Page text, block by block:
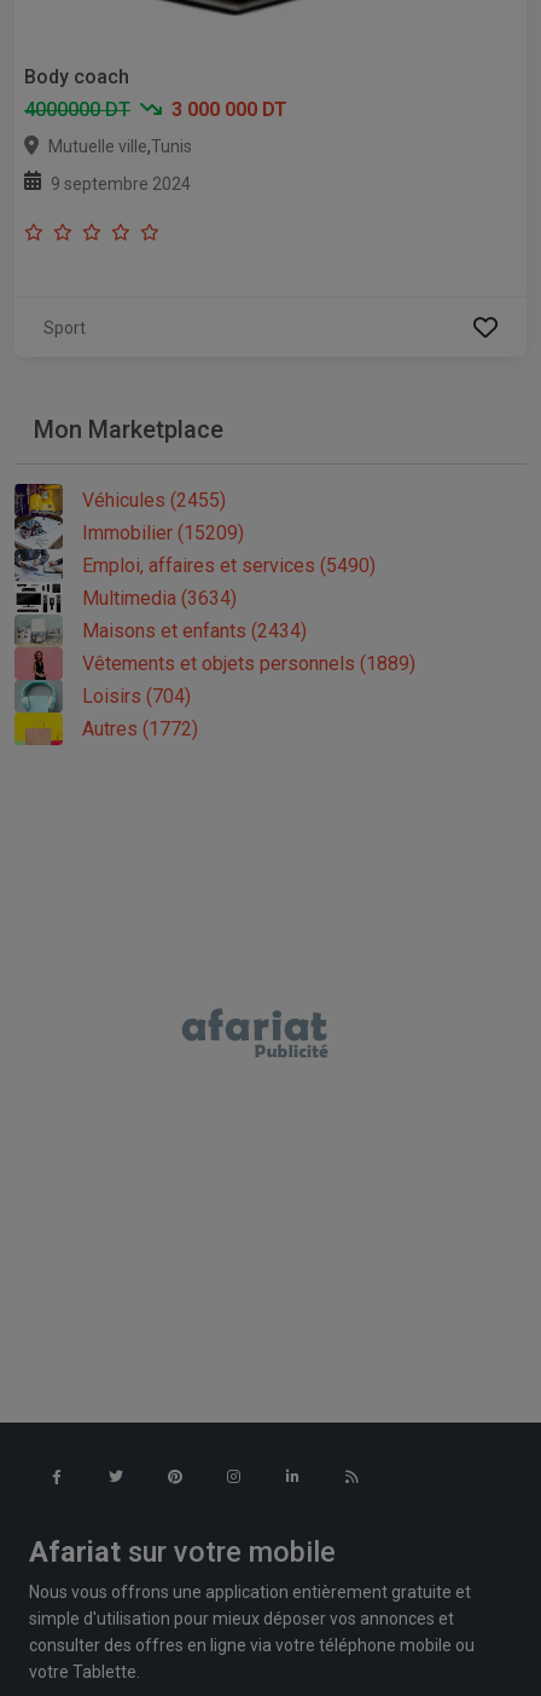
Body coach
4000000 DT
3 000 000 DT
Mutuelle ville,Tunis
9 septembre 2024
Sport
Mon Marketplace
Véhicules (2455)
Immobilier (15209)
Emploi, affaires et services (5490)
Multimedia (3634)
Maisons et enfants (2434)
Vêtements et objets personnels (1889)
Loisirs (704)
Autres (1772)
Afariat sur votre mobile
Nous vous offrons une application entièrement gratuite et
simple d'utilisation pour mieux déposer vos annonces et
consulter des offres en ligne via votre téléphone mobile ou
votre Tablette.